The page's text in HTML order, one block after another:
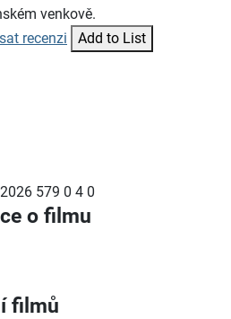
venkově.
recenzi Add to List
579 0 4 0
o filmu
filmů